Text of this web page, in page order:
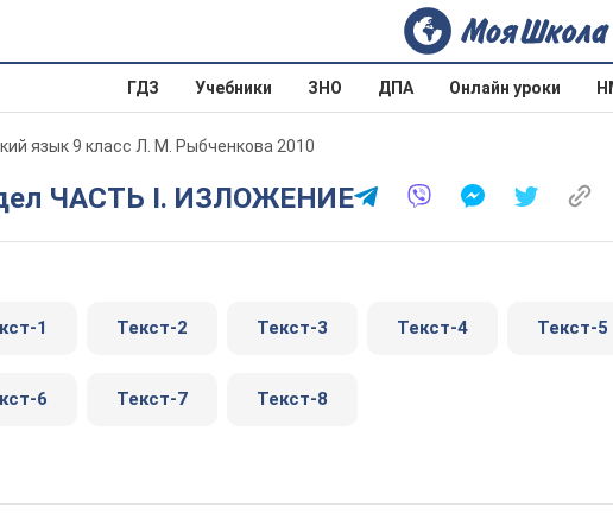
ГДЗ Учебники ЗНО ДПА Онлайн уроки
язык 9 класс Л. М. Рыбченкова 2010
ЧАСТЬ I. ИЗЛОЖЕНИЕ
1 Текст-2 Текст-3 Текст-4 Текст-5
6 Текст-7 Текст-8